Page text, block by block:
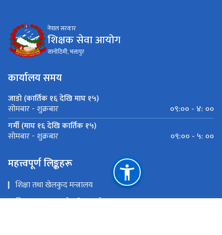
नेपाल सरकार
शिक्षक सेवा आयोग
सानोठिमी, भक्तपुर
कार्यालय समय
जाडो (कार्तिक १६ देखि माघ १५)
सोमबार - शुक्रबार
०९:०० - ४: ००
गर्मी (माघ १६ देखि कार्तिक १५)
सोमबार - शुक्रबार ०९:०० - ५: ००
महत्त्वपूर्ण लिङ्कहरू
शिक्षा तथा खेलकुद मन्त्रालय
शिक्षा तथा मानव स्रोत विकास केन्द्र